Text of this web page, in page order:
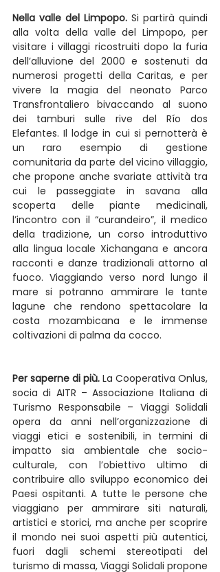
Nella valle del Limpopo. Si partirà quindi
alla volta della valle del Limpopo, per
visitare i villaggi ricostruiti dopo la furia
dell’alluvione del 2000 e sostenuti da
numerosi progetti della Caritas, e per
vivere la magia del neonato Parco
Transfrontaliero bivaccando al suono
dei tamburi sulle rive del Río dos
Elefantes. Il lodge in cui si pernotterà è
un raro esempio di gestione
comunitaria da parte del vicino villaggio,
che propone anche svariate attività tra
cui le passeggiate in savana alla
scoperta delle piante medicinali,
l’incontro con il “curandeiro”, il medico
della tradizione, un corso introduttivo
alla lingua locale Xichangana e ancora
racconti e danze tradizionali attorno al
fuoco. Viaggiando verso nord lungo il
mare si potranno ammirare le tante
lagune che rendono spettacolare la
costa mozambicana e le immense
coltivazioni di palma da cocco.
Per saperne di più. La Cooperativa Onlus,
socia di AITR – Associazione Italiana di
Turismo Responsabile – Viaggi Solidali
opera da anni nell’organizzazione di
viaggi etici e sostenibili, in termini di
impatto sia ambientale che socio-
culturale, con l’obiettivo ultimo di
contribuire allo sviluppo economico dei
Paesi ospitanti. A tutte le persone che
viaggiano per ammirare siti naturali,
artistici e storici, ma anche per scoprire
il mondo nei suoi aspetti più autentici,
fuori dagli schemi stereotipati del
turismo di massa, Viaggi Solidali propone